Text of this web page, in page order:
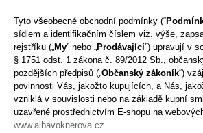
Tyto všeobecné obchodní podmínky (“
sídlem a identifikačním číslem viz. výše,
rejstříku („ My” nebo „ Prodávající”) upravují v
§ 1751 odst. 1 zákona č. 89/2012 Sb.,
pozdějších předpisů („ Občanský zákoník“)
povinnosti Vás, jakožto kupujících, a Nás,
vzniklá v souvislosti nebo na základě kupní
uzavřené prostřednictvím E-shopu na
www.albavoknerova.cz
e
n
a
j
í
t
?